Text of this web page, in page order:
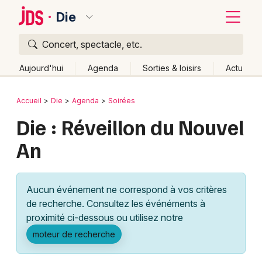
Die
Concert, spectacle, etc.
Aujourd'hui Agenda Sorties & loisirs Actu
Publier un événement
Grands événements
Activité & Expérience
Manifestations
Foires & salons
Bordeaux
Colmar
Lille
Lyon
Marseille
Mulhouse
Retour
Accueil Die Agenda Soirées
Die : Réveillon du Nouvel
An
Aucun événement ne correspond à vos critères
de recherche. Consultez les événéments à
proximité ci-dessous ou utilisez notre
moteur de recherche
Quoi ?
Où ?
Près de moi
Changer de lieu
Quand ?
Aujourd'hui
Demain Ce week-end Autre